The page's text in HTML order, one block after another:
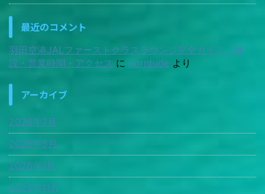
最近のコメント
羽田空港JALファーストクラスラウンジ完全ガイド｜施
設・営業時間・アクセス に porntude より
アーカイブ
2026年7月
2026年5月
2026年1月
2025年11月